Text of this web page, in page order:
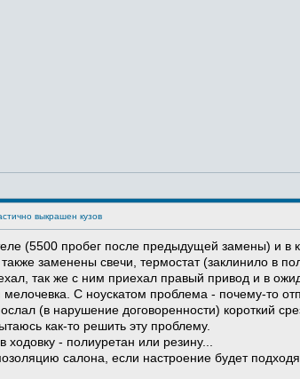
выкрашен кузов
(5500 пробег после предыдущей замены) и в
заменены свечи, термостат (заклинило в
так же с ним приехал правый привод и в
С ноускатом проблема - почему-то
(в нарушение договоренности) короткий
как-то решить эту проблему.
ходовку - полиуретан или резину...
салона, если настроение будет